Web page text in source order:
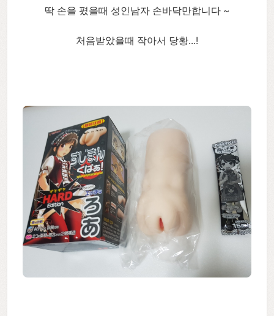
딱 손을 폈을때 성인남자 손바닥만합니다 ~
처음받았을때 작아서 당황...!